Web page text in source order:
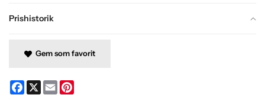
Prishistorik
Gem som favorit
Facebook
X Email